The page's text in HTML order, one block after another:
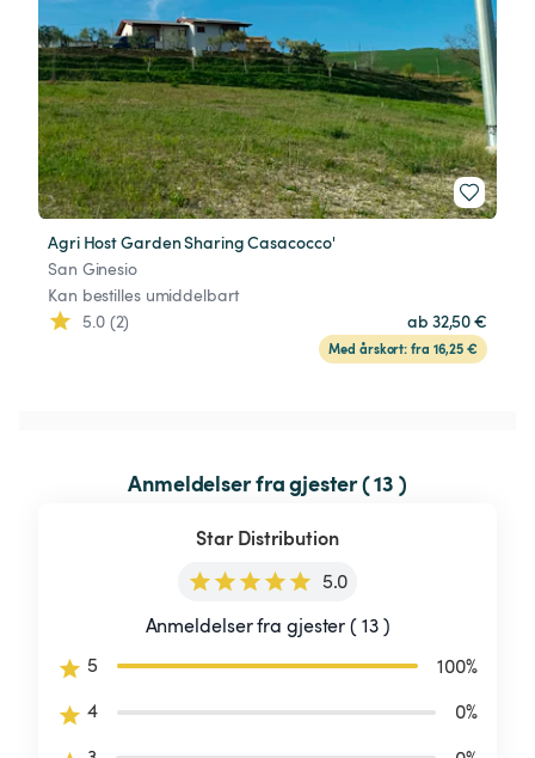
Agri Host Garden Sharing Casacocco'
San Ginesio
Kan bestilles umiddelbart
5.0 (2)
ab 32,50 €
Med årskort: fra 16,25 €
Anmeldelser fra gjester ( 13 )
Star Distribution
5.0
Anmeldelser fra gjester ( 13 )
5
100%
4
0%